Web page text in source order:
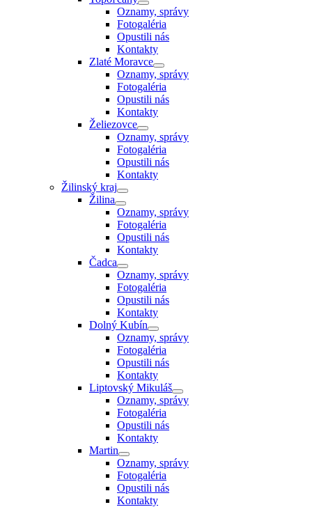
Oznamy, správy
Fotogaléria
Opustili nás
Kontakty
Zlaté Moravce
Oznamy, správy
Fotogaléria
Opustili nás
Kontakty
Želiezovce
Oznamy, správy
Fotogaléria
Opustili nás
Kontakty
Žilinský kraj
Žilina
Oznamy, správy
Fotogaléria
Opustili nás
Kontakty
Čadca
Oznamy, správy
Fotogaléria
Opustili nás
Kontakty
Dolný Kubín
Oznamy, správy
Fotogaléria
Opustili nás
Kontakty
Liptovský Mikuláš
Oznamy, správy
Fotogaléria
Opustili nás
Kontakty
Martin
Oznamy, správy
Fotogaléria
Opustili nás
Kontakty